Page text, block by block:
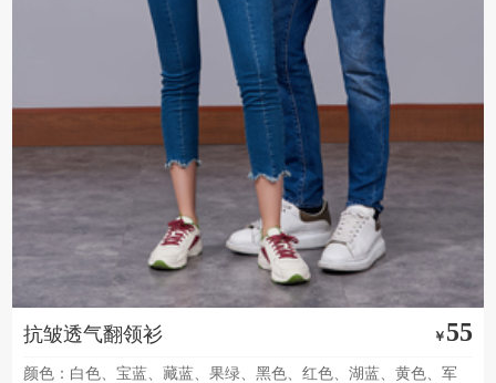
抗皱透气翻领衫 ￥ 55
颜色：白色、宝蓝、藏蓝、果绿、黑色、红色、湖蓝、黄色、军